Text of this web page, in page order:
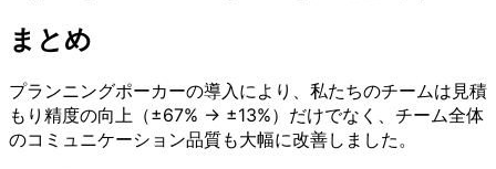
まとめ
プランニングポーカーの導入により、私たちのチームは見積
もり精度の向上（±67% → ±13%）だけでなく、チーム全体
のコミュニケーション品質も大幅に改善しました。